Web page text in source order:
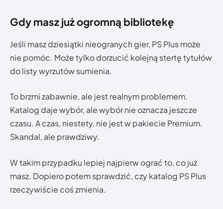
Gdy masz już ogromną bibliotekę
Jeśli masz dziesiątki nieogranych gier, PS Plus może
nie pomóc. Może tylko dorzucić kolejną stertę tytułów
do listy wyrzutów sumienia.
To brzmi zabawnie, ale jest realnym problemem.
Katalog daje wybór, ale wybór nie oznacza jeszcze
czasu. A czas, niestety, nie jest w pakiecie Premium.
Skandal, ale prawdziwy.
W takim przypadku lepiej najpierw ograć to, co już
masz. Dopiero potem sprawdzić, czy katalog PS Plus
rzeczywiście coś zmienia.